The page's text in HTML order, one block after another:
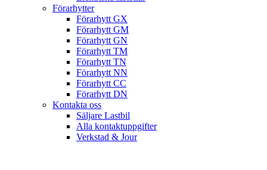
Förarhytter
Förarhytt GX
Förarhytt GM
Förarhytt GN
Förarhytt TM
Förarhytt TN
Förarhytt NN
Förarhytt CC
Förarhytt DN
Kontakta oss
Säljare Lastbil
Alla kontaktuppgifter
Verkstad & Jour